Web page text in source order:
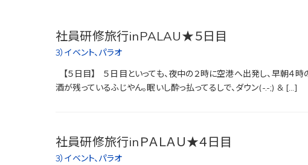
社員研修旅行inPALAU★５日目
3）イベント、パラオ
【５日目】 ５日目といっても、夜中の２時に空港へ出発し、早朝４
酒が残っているふじやん。眠いし酔っ払ってるしで、ダウン(-.-;) & […]
社員研修旅行inＰＡＬＡＵ★４日目
3）イベント、パラオ